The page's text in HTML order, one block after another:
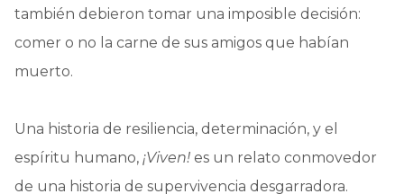
también debieron tomar una imposible decisión:
comer o no la carne de sus amigos que habían
muerto.
Una historia de resiliencia, determinación, y el
espíritu humano, ¡Viven! es un relato conmovedor
de una historia de supervivencia desgarradora.